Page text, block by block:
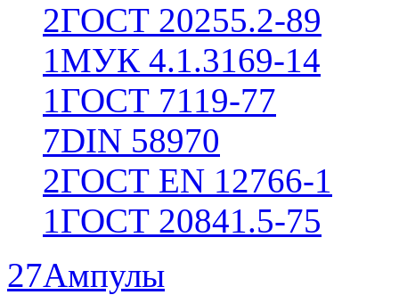
2ГОСТ 20255.2-89
1МУК 4.1.3169-14
1ГОСТ 7119-77
7DIN 58970
2ГОСТ EN 12766-1
1ГОСТ 20841.5-75
27Ампулы